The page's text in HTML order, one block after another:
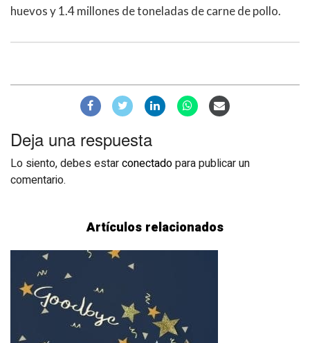
huevos y 1.4 millones de toneladas de carne de pollo.
Deja una respuesta
Lo siento, debes estarconectadopara publicar un
comentario.
Artículos relacionados